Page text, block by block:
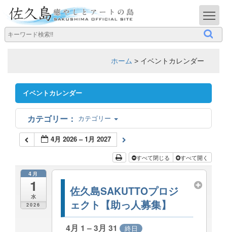
ホーム > イベントカレンダー
イベントカレンダー
カテゴリー
4月 2026 – 1月 2027
すべて閉じる すべて開く
4月
1
水
2026
佐久島SAKUTTOプロジ
ェクト【助っ人募集】
4月 1 – 3月 31 終日